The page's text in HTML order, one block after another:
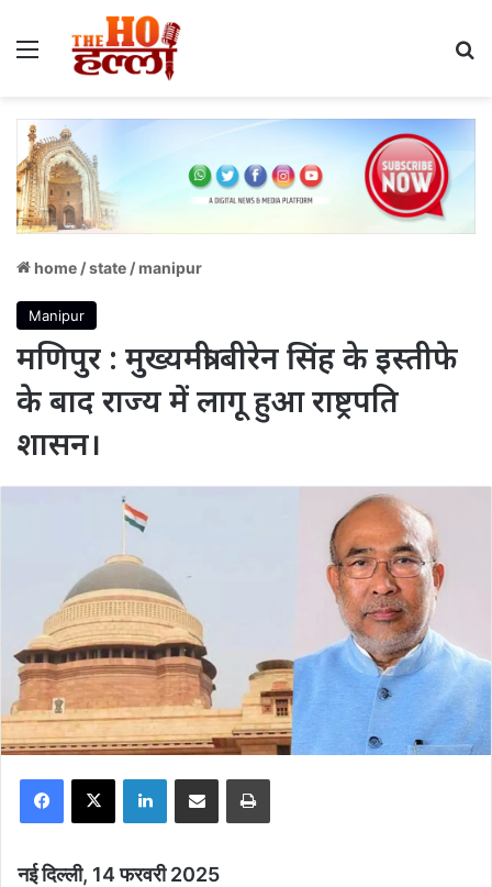
Menu
home /state /manipur
Manipur
मणिपुर : मुख्यमंत्री बीरेन सिंह के इस्तीफे
के बाद राज्य में लागू हुआ राष्ट्रपति
शासन।
Facebook
X LinkedInShare via Email Print
नई दिल्ली, 14 फरवरी 2025